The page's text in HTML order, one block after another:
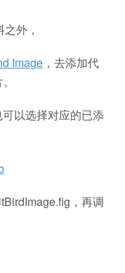
外，
Image ，去添加代
以选择对应的已添
，再调